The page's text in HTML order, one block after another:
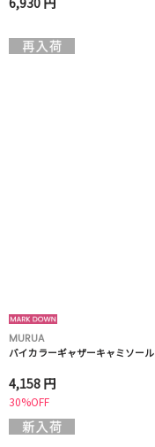
MURUA
バイカラーギャザーキャミソール
4,158 円
30%OFF